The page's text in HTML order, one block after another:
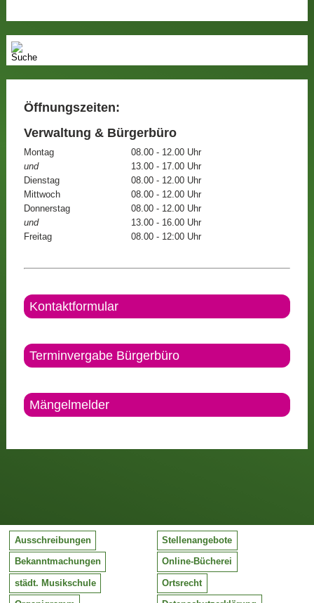
Öffnungszeiten:
Verwaltung & Bürgerbüro
Montag
08.00 - 12.00 Uhr
und
13.00 - 17.00 Uhr
Dienstag
08.00 - 12.00 Uhr
Mittwoch
08.00 - 12.00 Uhr
Donnerstag
08.00 - 12.00 Uhr
und
13.00 - 16.00 Uhr
Freitag
08.00 - 12:00 Uhr
Kontaktformular
Terminvergabe Bürgerbüro
Mängelmelder
Ausschreibungen Stellenangebote
Bekanntmachungen Online-Bücherei
städt. Musikschule Ortsrecht